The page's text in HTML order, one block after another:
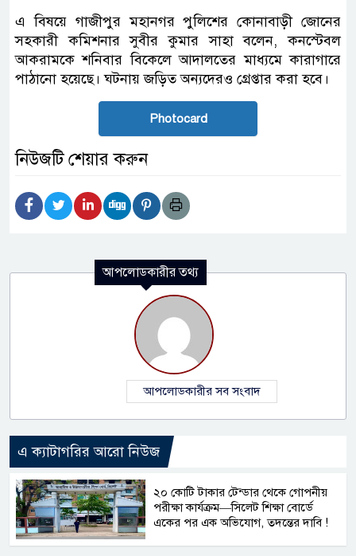
এ বিষয়ে গাজীপুর মহানগর পুলিশের কোনাবাড়ী জোনের
সহকারী কমিশনার সুবীর কুমার সাহা বলেন, কনস্টেবল
আকরামকে শনিবার বিকেলে আদালতের মাধ্যমে কারাগারে
পাঠানো হয়েছে। ঘটনায় জড়িত অন্যদেরও গ্রেপ্তার করা হবে।
Photocard
নিউজটি শেয়ার করুন
আপলোডকারীর তথ্য
আপলোডকারীর সব সংবাদ
এ ক্যাটাগরির আরো নিউজ
২০ কোটি টাকার টেন্ডার থেকে গোপনীয়
পরীক্ষা কার্যক্রম—সিলেট শিক্ষা বোর্ডে
একের পর এক অভিযোগ, তদন্তের দাবি !